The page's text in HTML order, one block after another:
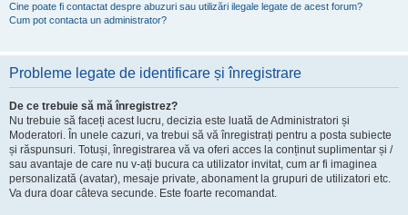
Cine poate fi contactat despre abuzuri sau utilizări ilegale legate de acest forum?
Cum pot contacta un administrator?
Probleme legate de identificare și înregistrare
De ce trebuie să mă înregistrez?
Nu trebuie să faceți acest lucru, decizia este luată de Administratori și
Moderatori. În unele cazuri, va trebui să vă înregistrați pentru a posta subiecte
și răspunsuri. Totuși, înregistrarea vă va oferi acces la conținut suplimentar și /
sau avantaje de care nu v-ați bucura ca utilizator invitat, cum ar fi imaginea
personalizată (avatar), mesaje private, abonament la grupuri de utilizatori etc.
Va dura doar câteva secunde. Este foarte recomandat.